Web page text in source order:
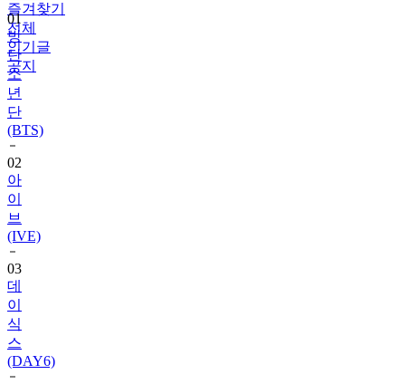
즐겨찾기
전체
인기글
공지
01
방
탄
소
년
단
(BTS)
02
아
이
브
(IVE)
03
데
이
식
스
(DAY6)